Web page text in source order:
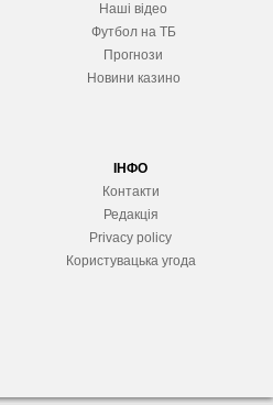
Наші відео
Футбол на ТБ
Прогнози
Новини казино
ІНФО
Контакти
Редакція
Privacy policy
Користувацька угода